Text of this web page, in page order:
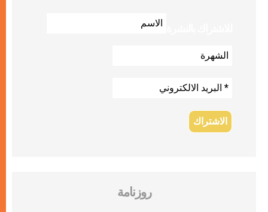
روزنامة